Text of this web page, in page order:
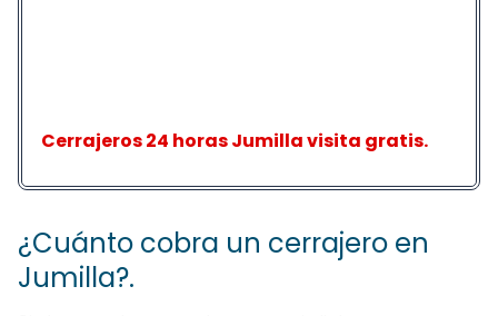
Cerrajeros 24 horas Jumilla visita gratis.
¿Cuánto cobra un cerrajero en
Jumilla?.